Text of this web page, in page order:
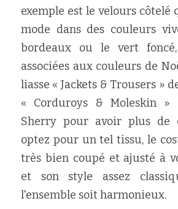
exemple est le velours
mode dans des couleurs
bordeaux ou le vert
associées aux couleurs de
liasse « Jackets & Trousers »
« Corduroys & Moleskin »
Sherry pour avoir plus de
optez pour un tel tissu, le
très bien coupé et ajusté à
et son style assez
l'ensemble soit harmonieux.